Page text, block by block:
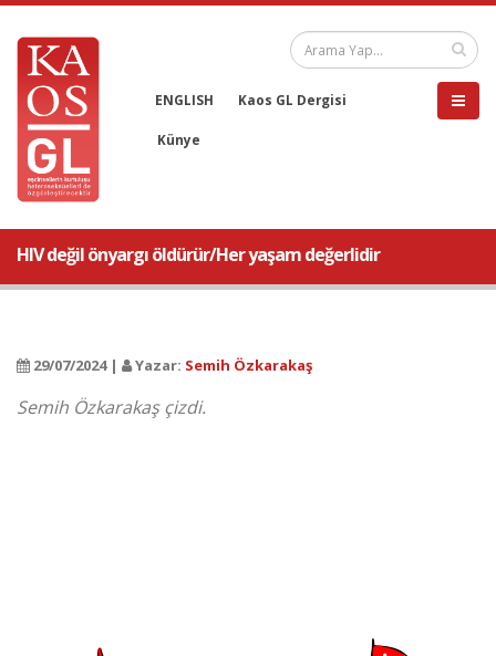
ENGLISH Kaos GL Dergisi
Künye
HIV değil önyargı öldürür/Her yaşam değerlidir
29/07/2024 | Yazar: Semih Özkarakaş
Semih Özkarakaş çizdi.